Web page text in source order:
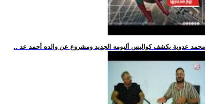
.. محمد عدوية يكشف كواليس ألبومه الجديد ومشروع عن والده أحمد عد